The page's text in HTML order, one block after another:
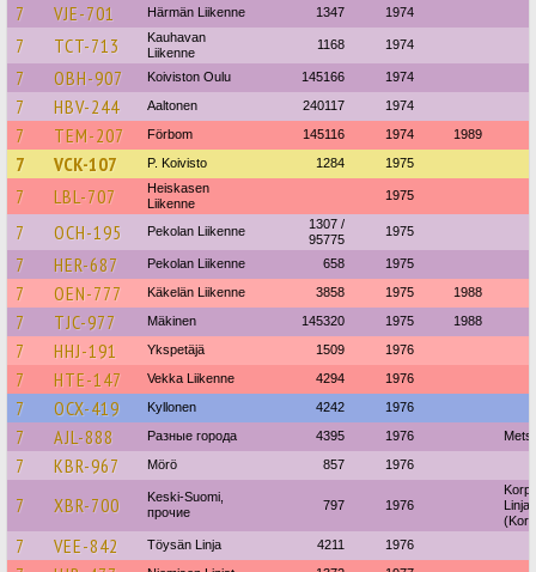
7 VJE-701 Härmän Liikenne 1347 1974
7 TCT-713
Kauhavan
Liikenne
1168 1974
7 OBH-907 Koiviston Oulu 145166 1974
7 HBV-244 Aaltonen 240117 1974
7 TEM-207 Förbom 145116 1974 1989
7 VCK-107 P. Koivisto 1284 1975
7 LBL-707
Heiskasen
Liikenne
1975
7 OCH-195 Pekolan Liikenne
1307 /
95775
1975
7 HER-687 Pekolan Liikenne 658 1975
7 OEN-777 Käkelän Liikenne 3858 1975 1988
7 TJC-977 Mäkinen 145320 1975 1988
7 HHJ-191 Ykspetäjä 1509 1976
7 HTE-147 Vekka Liikenne 4294 1976
7 OCX-419 Kyllonen 4242 1976
7 AJL-888 Разные города 4395 1976
7 KBR-967 Mörö 857 1976
7 XBR-700
Keski-Suomi,
прочие
797 1976
Linja
7 VEE-842 Töysän Linja 4211 1976